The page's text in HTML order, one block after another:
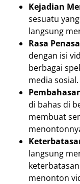
Kejadian
sesuatu
langsung
Rasa
dengan isi
berbagai
media sosial.
di bahas di
membuat
langsung
menonton